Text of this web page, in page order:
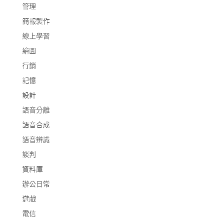
管理
簡報製作
線上學習
繪圖
行銷
記憶
設計
語音分離
語音合成
語音辨識
談判
資料庫
辦公日常
遊戲
電信